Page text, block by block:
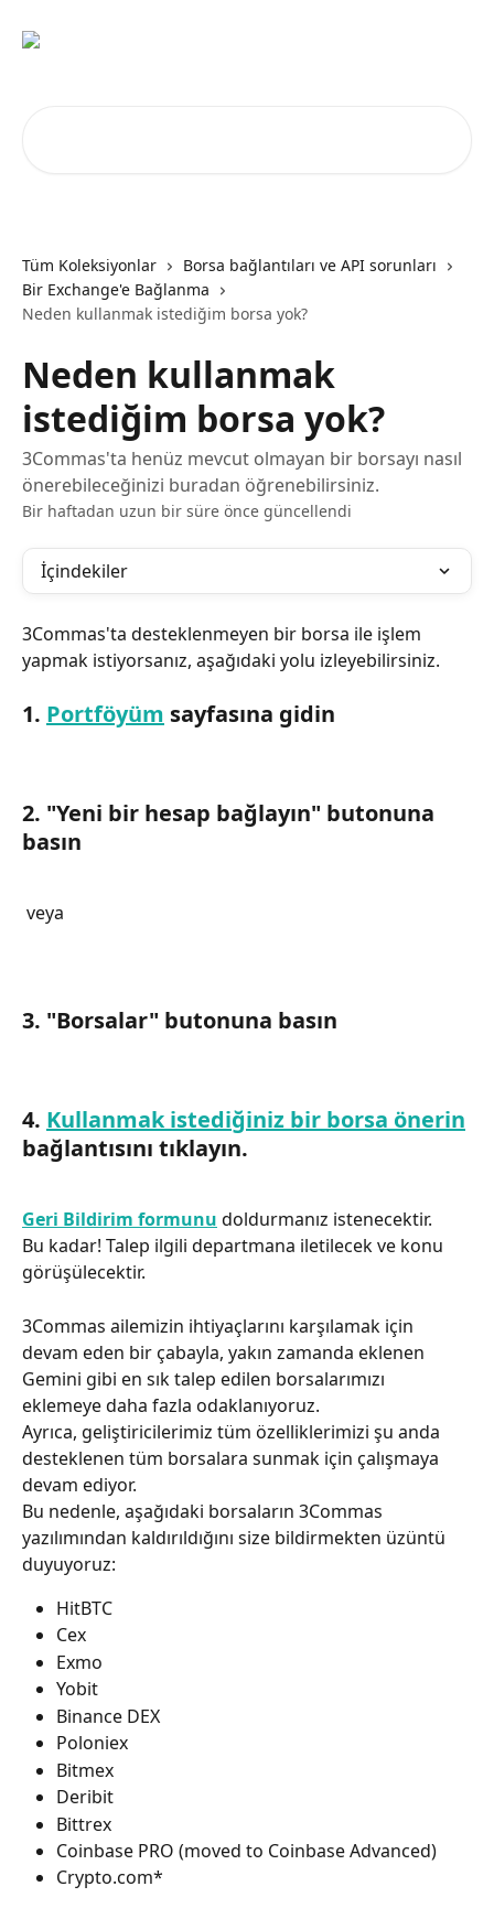
Tüm Koleksiyonlar
Borsa bağlantıları ve API sorunları
Bir Exchange'e Bağlanma
Neden kullanmak istediğim borsa yok?
Neden kullanmak
istediğim borsa yok?
3Commas'ta henüz mevcut olmayan bir borsayı nasıl
önerebileceğinizi buradan öğrenebilirsiniz.
Bir haftadan uzun bir süre önce güncellendi
İçindekiler
3Commas'ta desteklenmeyen bir borsa ile işlem
yapmak istiyorsanız, aşağıdaki yolu izleyebilirsiniz.
1. Portföyüm sayfasına gidin
2. "Yeni bir hesap bağlayın" butonuna
basın
veya
3. "Borsalar" butonuna basın
4. Kullanmak istediğiniz bir borsa önerin
bağlantısını tıklayın.
Geri Bildirim formunu doldurmanız istenecektir.
Bu kadar! Talep ilgili departmana iletilecek ve konu
görüşülecektir.
3Commas ailemizin ihtiyaçlarını karşılamak için
devam eden bir çabayla, yakın zamanda eklenen
Gemini gibi en sık talep edilen borsalarımızı
eklemeye daha fazla odaklanıyoruz.
Ayrıca, geliştiricilerimiz tüm özelliklerimizi şu anda
desteklenen tüm borsalara sunmak için çalışmaya
devam ediyor.
Bu nedenle, aşağıdaki borsaların 3Commas
yazılımından kaldırıldığını size bildirmekten üzüntü
duyuyoruz:
HitBTC
Cex
Exmo
Yobit
Binance DEX
Poloniex
Bitmex
Deribit
Bittrex
Coinbase PRO (moved to Coinbase Advanced)
Crypto.com*